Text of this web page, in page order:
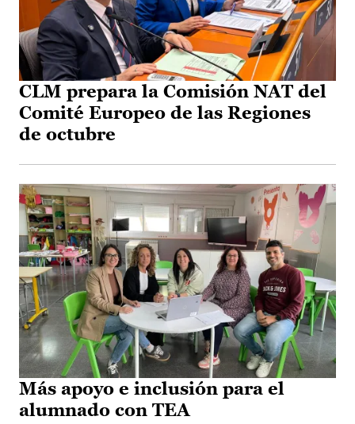
CLM prepara la Comisión NAT del
Comité Europeo de las Regiones
de octubre
Más apoyo e inclusión para el
alumnado con TEA